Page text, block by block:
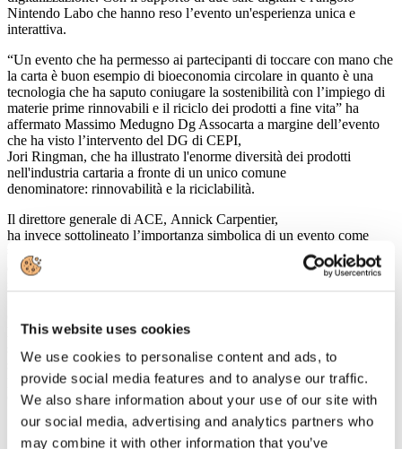
This website uses cookies
We use cookies to personalise content and ads, to
provide social media features and to analyse our traffic.
We also share information about your use of our site with
our social media, advertising and analytics partners who
may combine it with other information that you’ve
Nintendo Labo che hanno reso l’evento un'esperienza unica e
interattiva.
“Un evento che ha permesso ai partecipanti di toccare con mano che
la carta è buon esempio di bioeconomia circolare in quanto è una
tecnologia che ha saputo coniugare la sostenibilità con l’impiego di
materie prime rinnovabili e il riciclo dei prodotti a fine vita” ha
affermato Massimo Medugno Dg Assocarta a margine dell’evento
che ha visto l’intervento del DG di CEPI,
Jori Ringman, che ha illustrato l'enorme diversità dei prodotti
nell'industria cartaria a fronte di un unico comune
denominatore: rinnovabilità e la riciclabilità.
Il direttore generale di ACE, Annick Carpentier,
ha invece sottolineato l’importanza simbolica di un evento come
#PaperPresents che illustra l’ impegno nella gestione sostenibile
delle foreste di tutta la filiera cartaria e forestale. “Le foreste europee
livello europeo, prenderà il via anche in Italia nel corso del mese di
settembre. CEPI, FEFCO, ACE e FEPE nel corso dell’evento si
sono inoltre impegnati a piantare un albero per ognuno dei
partecipanti a #PaperPresents.http://www.cepi.org/paper_presents
(clicca sul link per vedere il video)